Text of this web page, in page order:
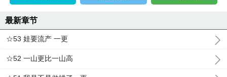
最新章节
☆53 娃要流产 一更
☆52 一山更比一山高